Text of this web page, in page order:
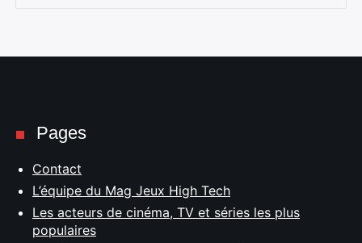
Pages
Contact
L’équipe du Mag Jeux High Tech
Les acteurs de cinéma, TV et séries les plus
populaires